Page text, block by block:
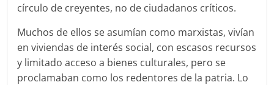
círculo de creyentes, no de ciudadanos críticos.
Muchos de ellos se asumían como marxistas, vivían
en viviendas de interés social, con escasos recursos
y limitado acceso a bienes culturales, pero se
proclamaban como los redentores de la patria. Lo